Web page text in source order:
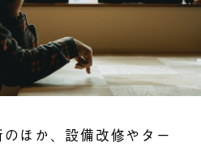
ほか、設備改修やター